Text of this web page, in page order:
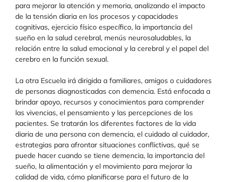
para mejorar la atención y memoria, analizando el impacto
de la tensión diaria en los procesos y capacidades
cognitivas, ejercicio físico específico, la importancia del
sueño en la salud cerebral, menús neurosaludables, la
relación entre la salud emocional y la cerebral y el papel del
cerebro en la función sexual.
La otra Escuela irá dirigida a familiares, amigos o cuidadores
de personas diagnosticadas con demencia. Está enfocada a
brindar apoyo, recursos y conocimientos para comprender
las vivencias, el pensamiento y las percepciones de los
pacientes. Se tratarán los diferentes factores de la vida
diaria de una persona con demencia, el cuidado al cuidador,
estrategias para afrontar situaciones conflictivas, qué se
puede hacer cuando se tiene demencia, la importancia del
sueño, la alimentación y el movimiento para mejorar la
calidad de vida, cómo planificarse para el futuro de la